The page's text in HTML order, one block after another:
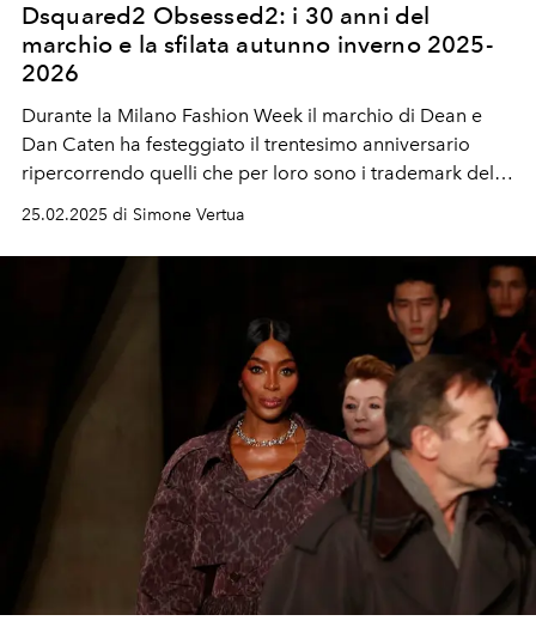
Dsquared2 Obsessed2: i 30 anni del
marchio e la sfilata autunno inverno 2025-
2026
Durante la Milano Fashion Week il marchio di Dean e
Dan Caten ha festeggiato il trentesimo anniversario
ripercorrendo quelli che per loro sono i trademark del
marchio. Una sfilata esplosiva tra icone leggendarie e
25.02.2025 di Simone Vertua